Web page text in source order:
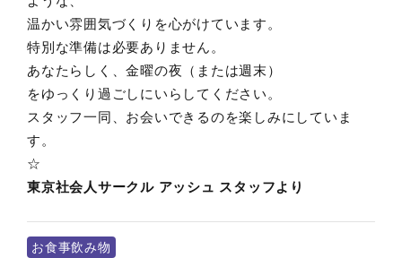
温かい雰囲気づくりを心がけています。
特別な準備は必要ありません。
あなたらしく、金曜の夜（または週末）
をゆっくり過ごしにいらしてください。
スタッフ一同、お会いできるのを楽しみにしていま
す。
☆
東京社会人サークル アッシュ スタッフより
お食事飲み物